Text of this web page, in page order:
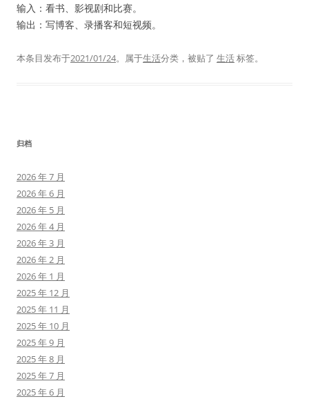
输入：看书、影视剧和比赛。
输出：写博客、录播客和短视频。
本条目发布于2021/01/24。属于生活分类，被贴了 生活标签。
归档
2026 年 7 月
2026 年 6 月
2026 年 5 月
2026 年 4 月
2026 年 3 月
2026 年 2 月
2026 年 1 月
2025 年 12 月
2025 年 11 月
2025 年 10 月
2025 年 9 月
2025 年 8 月
2025 年 7 月
2025 年 6 月